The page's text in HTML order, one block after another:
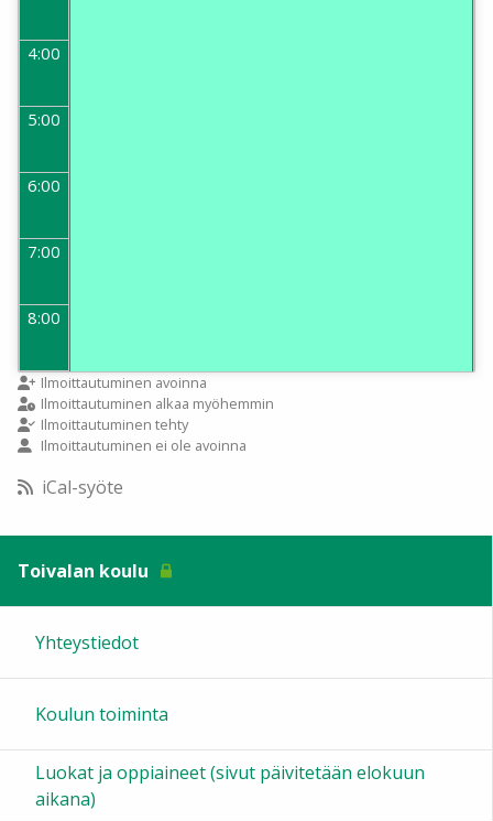
4:00
5:00
6:00
7:00
8:00
9:00
10:00
12:00
13:00
14:00
15:00
Ilmoittautuminen avoinna
Ilmoittautuminen alkaa myöhemmin
Ilmoittautuminen tehty
Ilmoittautuminen ei ole avoinna
iCal-syöte
Toivalan koulu
Yhteystiedot
Koulun toiminta
Luokat ja oppiaineet (sivut päivitetään elokuun
aikana)